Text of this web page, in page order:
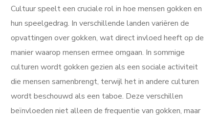
Cultuur speelt een cruciale rol in hoe mensen gokken en
hun speelgedrag. In verschillende landen variëren de
opvattingen over gokken, wat direct invloed heeft op de
manier waarop mensen ermee omgaan. In sommige
culturen wordt gokken gezien als een sociale activiteit
die mensen samenbrengt, terwijl het in andere culturen
wordt beschouwd als een taboe. Deze verschillen
beïnvloeden niet alleen de frequentie van gokken, maar